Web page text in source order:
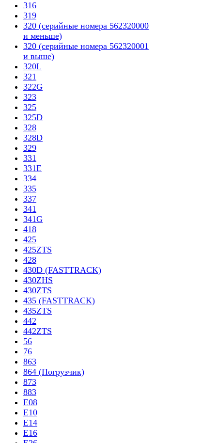
316
319
320 (серийные номера 562320000
и меньше)
320 (серийные номера 562320001
и выше)
320L
321
322G
323
325
325D
328
328D
329
331
331E
334
335
337
341
341G
418
425
425ZTS
428
430D (FASTTRACK)
430ZHS
430ZTS
435 (FASTTRACK)
435ZTS
442
442ZTS
56
76
863
864 (Погрузчик)
873
883
E08
E10
E14
E16